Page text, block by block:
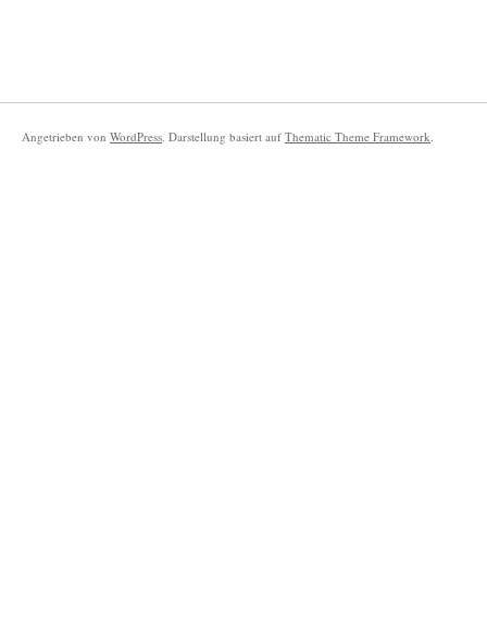
Angetrieben von WordPress . Darstellung basiert auf Thematic Theme Framework